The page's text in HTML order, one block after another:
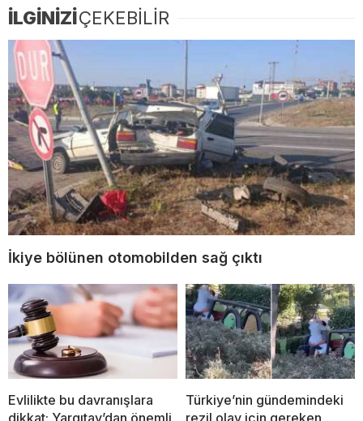
İLGİNİZİÇEKEBİLİR
İkiye bölünen otomobilden sağ çıktı
Evlilikte bu davranışlara
Türkiye’nin gündemindeki